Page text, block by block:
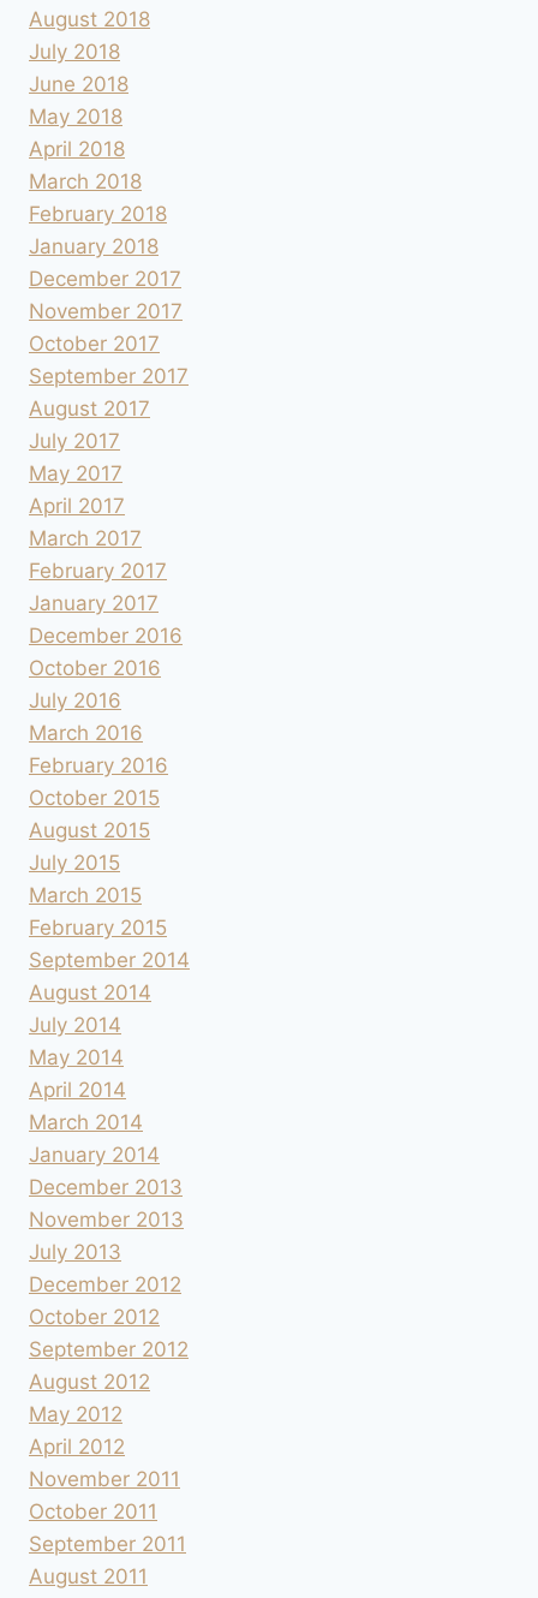
August 2018
July 2018
June 2018
May 2018
April 2018
March 2018
February 2018
January 2018
December 2017
November 2017
October 2017
September 2017
August 2017
July 2017
May 2017
April 2017
March 2017
February 2017
January 2017
December 2016
October 2016
July 2016
March 2016
February 2016
October 2015
August 2015
July 2015
March 2015
February 2015
September 2014
August 2014
July 2014
May 2014
April 2014
March 2014
January 2014
December 2013
November 2013
July 2013
December 2012
October 2012
September 2012
August 2012
May 2012
April 2012
November 2011
October 2011
September 2011
August 2011